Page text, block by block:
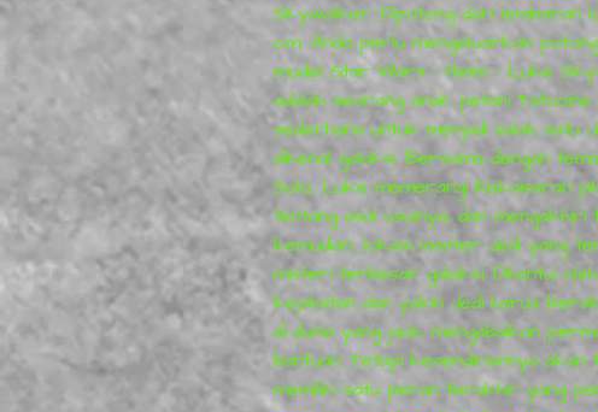
Skywalker. Dipotong dari lembaran
cm, Anda perlu mengeluarkan
model Star Wars - Helm - Luke
adalah seorang anak petani
sederhana untuk menjadi salah satu
dikenal galaksi. Bersama dengan
Solo, Luke memerangi Kekaisaran
tentang asal usulnya, dan
kemudian, lokasi master Jedi yang
misteri terbesar galaksi. Dihantui
kejahatan dan yakin Jedi harus
di dunia yang jauh, mengabaikan
bantuan. Tetapi kesendiriannya
memiliki satu peran terakhir yang